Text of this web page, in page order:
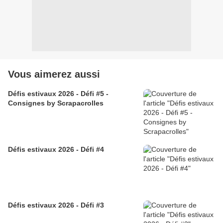
Vous aimerez aussi
Défis estivaux 2026 - Défi #5 -
Consignes by Scrapacrolles
Défis estivaux 2026 - Défi #4
Défis estivaux 2026 - Défi #3